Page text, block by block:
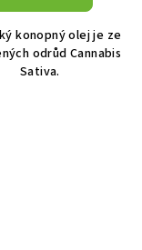
z
5
hvězdiček.
konopný olej je ze
odrůd Cannabis
Sativa.